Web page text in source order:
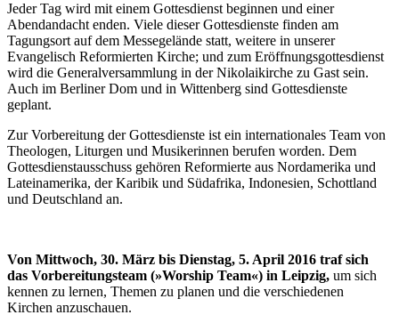
Jeder Tag wird mit einem Gottesdienst beginnen und einer
Abendandacht enden. Viele dieser Gottesdienste finden am
Tagungsort auf dem Messegelände statt, weitere in unserer
Evangelisch Reformierten Kirche; und zum Eröffnungsgottesdienst
wird die Generalversammlung in der Nikolaikirche zu Gast sein.
Auch im Berliner Dom und in Wittenberg sind Gottesdienste
geplant.
Zur Vorbereitung der Gottesdienste ist ein internationales Team von
Theologen, Liturgen und Musikerinnen berufen worden. Dem
Gottesdienstausschuss gehören Reformierte aus Nordamerika und
Lateinamerika, der Karibik und Südafrika, Indonesien, Schottland
und Deutschland an.
Von Mittwoch, 30. März bis Dienstag, 5. April 2016 traf sich
das Vorbereitungsteam (»Worship Team«) in Leipzig, um sich
kennen zu lernen, Themen zu planen und die verschiedenen
Kirchen anzuschauen.